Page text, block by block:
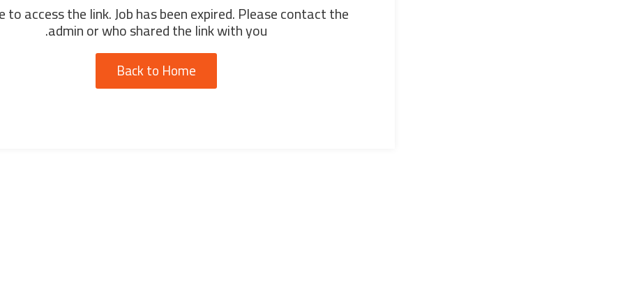
to access the link. Job has been expired. Please contact the
admin or who shared the link with you.
Back to Home